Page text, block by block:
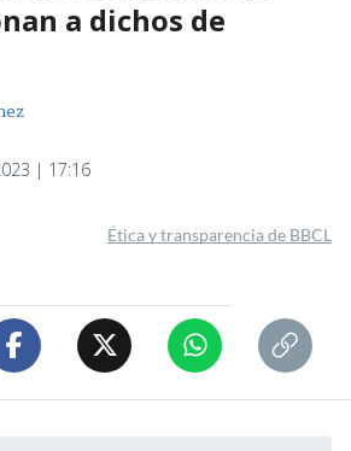
a dichos de
| 17:16
Ética y transparencia de BBCL